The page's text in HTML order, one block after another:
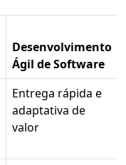
Desenvolvimento
Ágil de Software
Entrega rápida e
adaptativa de
valor